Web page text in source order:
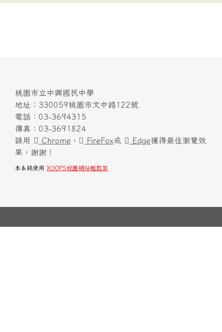
桃園市立中興國民中學
地址：330059桃園市文中路122號
電話：03-3694315
傳真：03-3691824
請用
Chrome 、 FireFox或 Edge獲得最佳瀏覽效
果，謝謝！
本系統使用 XOOPS校園網站輕鬆架